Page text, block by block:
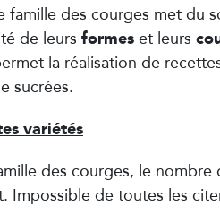
famille des courges met du
de leurs formeset leurs
la réalisation de
sucrées.
variétés
des courges, le nombre
Impossible de toutes les